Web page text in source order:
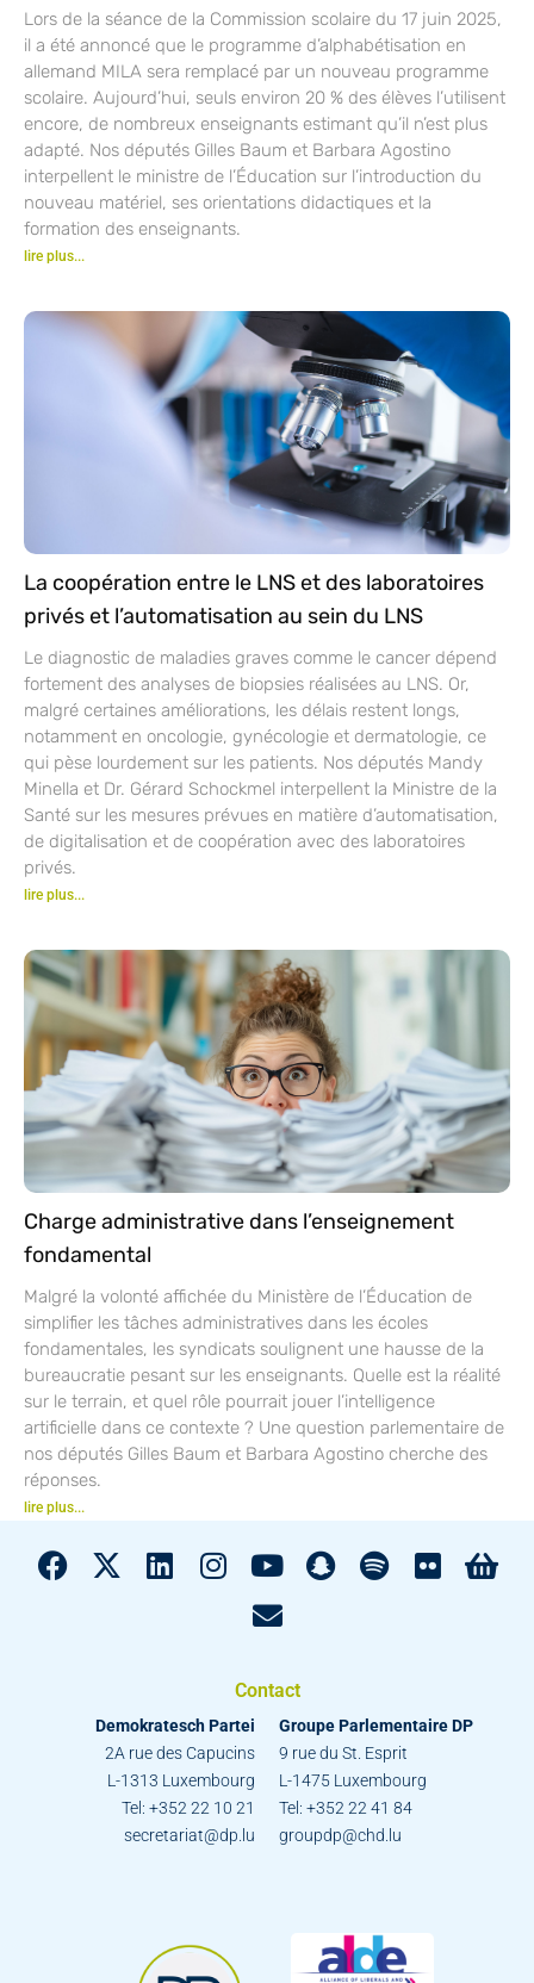
Lors de la séance de la Commission scolaire du 17 juin 2025,
il a été annoncé que le programme d’alphabétisation en
allemand MILA sera remplacé par un nouveau programme
scolaire. Aujourd’hui, seuls environ 20 % des élèves l’utilisent
encore, de nombreux enseignants estimant qu’il n’est plus
adapté. Nos députés Gilles Baum et Barbara Agostino
interpellent le ministre de l’Éducation sur l’introduction du
nouveau matériel, ses orientations didactiques et la
formation des enseignants.
lire plus...
La coopération entre le LNS et des laboratoires
privés et l’automatisation au sein du LNS
Le diagnostic de maladies graves comme le cancer dépend
fortement des analyses de biopsies réalisées au LNS. Or,
malgré certaines améliorations, les délais restent longs,
notamment en oncologie, gynécologie et dermatologie, ce
qui pèse lourdement sur les patients. Nos députés Mandy
Minella et Dr. Gérard Schockmel interpellent la Ministre de la
Santé sur les mesures prévues en matière d’automatisation,
de digitalisation et de coopération avec des laboratoires
privés.
lire plus...
Charge administrative dans l’enseignement
fondamental
Malgré la volonté affichée du Ministère de l’Éducation de
simplifier les tâches administratives dans les écoles
fondamentales, les syndicats soulignent une hausse de la
bureaucratie pesant sur les enseignants. Quelle est la réalité
sur le terrain, et quel rôle pourrait jouer l’intelligence
artificielle dans ce contexte ? Une question parlementaire de
nos députés Gilles Baum et Barbara Agostino cherche des
réponses.
lire plus...
Contact
Demokratesch Partei
2A rue des Capucins
L-1313 Luxembourg
Tel: +352 22 10 21
secretariat@dp.lu
Groupe Parlementaire DP
9 rue du St. Esprit
L-1475 Luxembourg
Tel: +352 22 41 84
groupdp@chd.lu